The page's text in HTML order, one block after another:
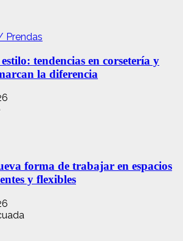
Prendas
tendencias en corsetería y
la diferencia
forma de trabajar en espacios
y flexibles